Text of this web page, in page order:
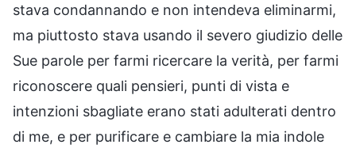
stava condannando e non intendeva eliminarmi,
ma piuttosto stava usando il severo giudizio delle
Sue parole per farmi ricercare la verità, per farmi
riconoscere quali pensieri, punti di vista e
intenzioni sbagliate erano stati adulterati dentro
di me, e per purificare e cambiare la mia indole